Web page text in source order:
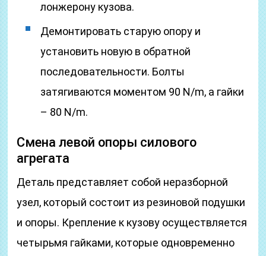
лонжерону кузова.
Демонтировать старую опору и
установить новую в обратной
последовательности. Болты
затягиваются моментом 90 N/m, а гайки
– 80 N/m.
Смена левой опоры силового
агрегата
Деталь представляет собой неразборной
узел, который состоит из резиновой подушки
и опоры. Крепление к кузову осуществляется
четырьмя гайками, которые одновременно